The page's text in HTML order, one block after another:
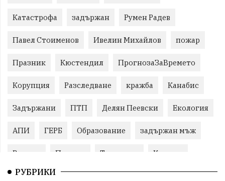
Катастрофа задържан Румен Радев
Павел Стоименов Ивелин Михайлов пожар
Празник Кюстендил ПрогнозаЗаВремето
Корупция Разследване кражба Канабис
Задържани ПТП Делян Пеевски Екология
АПИ ГЕРБ Образование задържан мъж
Ремонт Пожари Традиции Култура
Илияна Йотова
РУБРИКИ